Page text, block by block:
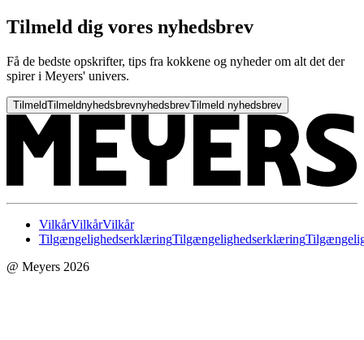
Tilmeld dig vores nyhedsbrev
Få de bedste opskrifter, tips fra kokkene og nyheder om alt det der
spirer i Meyers' univers.
TilmeldTilmeldnyhedsbrevnyhedsbrevTilmeld nyhedsbrev
VilkårVilkårVilkår
TilgængelighedserklæringTilgængelighedserklæring
@ Meyers 2026